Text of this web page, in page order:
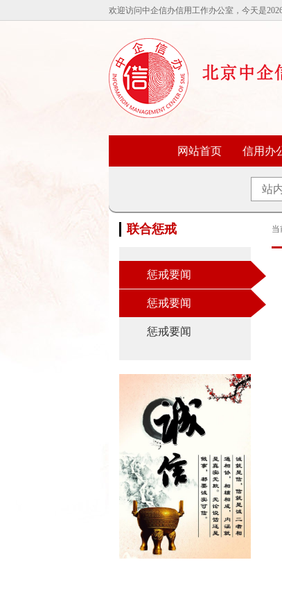
欢迎访问中企信办信用工作办公室，今天是
网站首页 信用办
联合惩戒
惩戒要闻
惩戒要闻
惩戒要闻
当